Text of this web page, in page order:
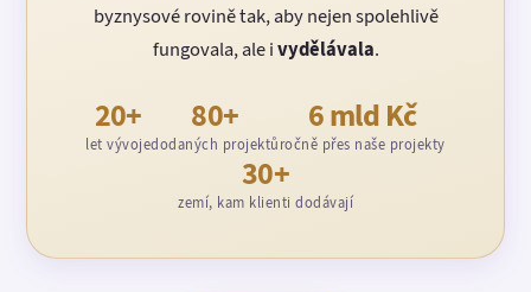
byznysové rovině tak, aby nejen spolehlivě
fungovala, ale ivydělávala.
20+
let vývoje
80+
dodaných projektů
6 mld Kč
ročně přes naše projekty
30+
zemí, kam klienti dodávají